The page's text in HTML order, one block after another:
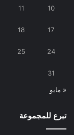
10
11
17
18
24
25
31
« مايو
تبرع للمجموعة